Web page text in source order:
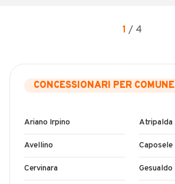
1 / 4
CONCESSIONARI PER COMUNE
Ariano Irpino Atripalda
Avellino Caposele
Cervinara Gesualdo